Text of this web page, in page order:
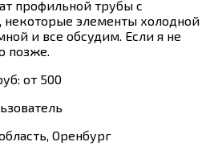
профильной трубы с
некоторые элементы холодной
и все обсудим. Если я не
позже.
от 500
Оренбург